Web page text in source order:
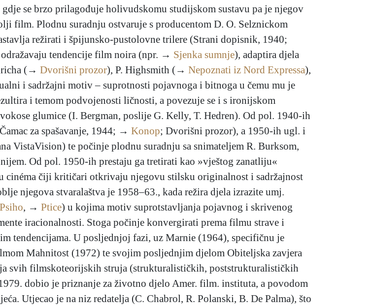
se brzo prilagođuje holivudskomu studijskom sustavu pa je njegov
film. Plodnu suradnju ostvaruje s producentom D. O. Selznickom
režirati i špijunsko-pustolovne trilere (Strani dopisnik, 1940;
tendencije film noira (npr. → Sjenka sumnje), adaptira djela
(→ Dvorišni prozor), P. Highsmith (→ Nepoznati iz Nord Expressa),
i sadržajni motiv – suprotnosti pojavnoga i bitnoga u čemu mu je
i temom podvojenosti ličnosti, a povezuje se i s ironijskom
glumice (I. Bergman, poslije G. Kelly, T. Hedren). Od pol. 1940-ih
za spašavanje, 1944; → Konop; Dvorišni prozor), a 1950-ih ugl. i
VistaVision) te počinje plodnu suradnju sa snimateljem R. Burksom,
Od pol. 1950-ih prestaju ga tretirati kao »vještog zanatliju«
cinéma čiji kritičari otkrivaju njegovu stilsku originalnost i sadržajnost
njegova stvaralaštva je 1958–63., kada režira djela izrazite umj.
Psiho, → Ptice) u kojima motiv suprotstavljanja pojavnog i skrivenog
iracionalnosti. Stoga počinje konvergirati prema filmu strave i
tendencijama. U posljednjoj fazi, uz Marnie (1964), specifičnu je
Mahnitost (1972) te svojim posljednjim djelom Obiteljska zavjera
svih filmskoteorijskih struja (strukturalističkih, poststrukturalističkih
dobio je priznanje za životno djelo Amer. film. instituta, a povodom
Utjecao je na niz redatelja (C. Chabrol, R. Polanski, B. De Palma), što